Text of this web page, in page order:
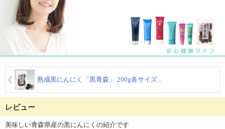
熟成黒にんにく「黒青森」 200g各サイズ...
レビュー
美味しい青森県産の黒にんにくの紹介です